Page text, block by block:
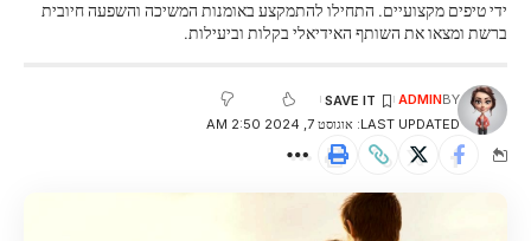
ידי טיפים מקצועיים. התחילו להתמקצע באומנות המשיכה והשפעה חיובית
ברשת ומצאו את השותף האידיאלי בקלות וביעילות.
LAST UPDATED: אוגוסט 7, 2024 2:50 AM
BY
ADMIN